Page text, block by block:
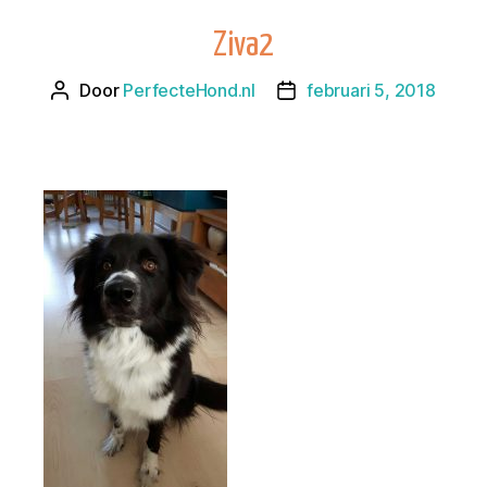
Ziva2
Berichtauteur
Door PerfecteHond.nl Berichtdatum
februari 5, 2018